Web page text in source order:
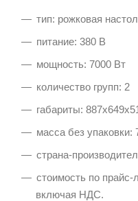
тип: рожковая
питание: 380 В
мощность: 7000 Вт
количество групп: 2
габариты:
масса без упаковки:
страна-
стоимость по прайс-
включая НДС.